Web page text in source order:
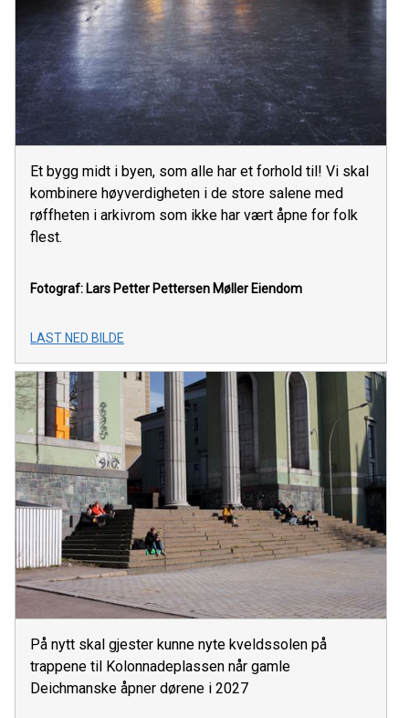
Et bygg midt i byen, som alle har et forhold til! Vi skal
kombinere høyverdigheten i de store salene med
røffheten i arkivrom som ikke har vært åpne for folk
flest.
Fotograf: Lars Petter Pettersen Møller Eiendom
LAST NED BILDE
På nytt skal gjester kunne nyte kveldssolen på
trappene til Kolonnadeplassen når gamle
Deichmanske åpner dørene i 2027